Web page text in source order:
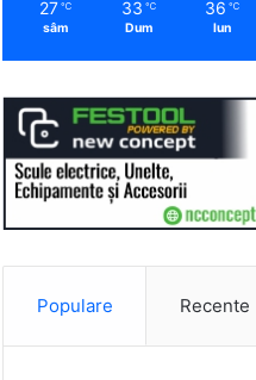
27 ℃
sâm
33 ℃
Dum
36 ℃
lun
Populare Recente